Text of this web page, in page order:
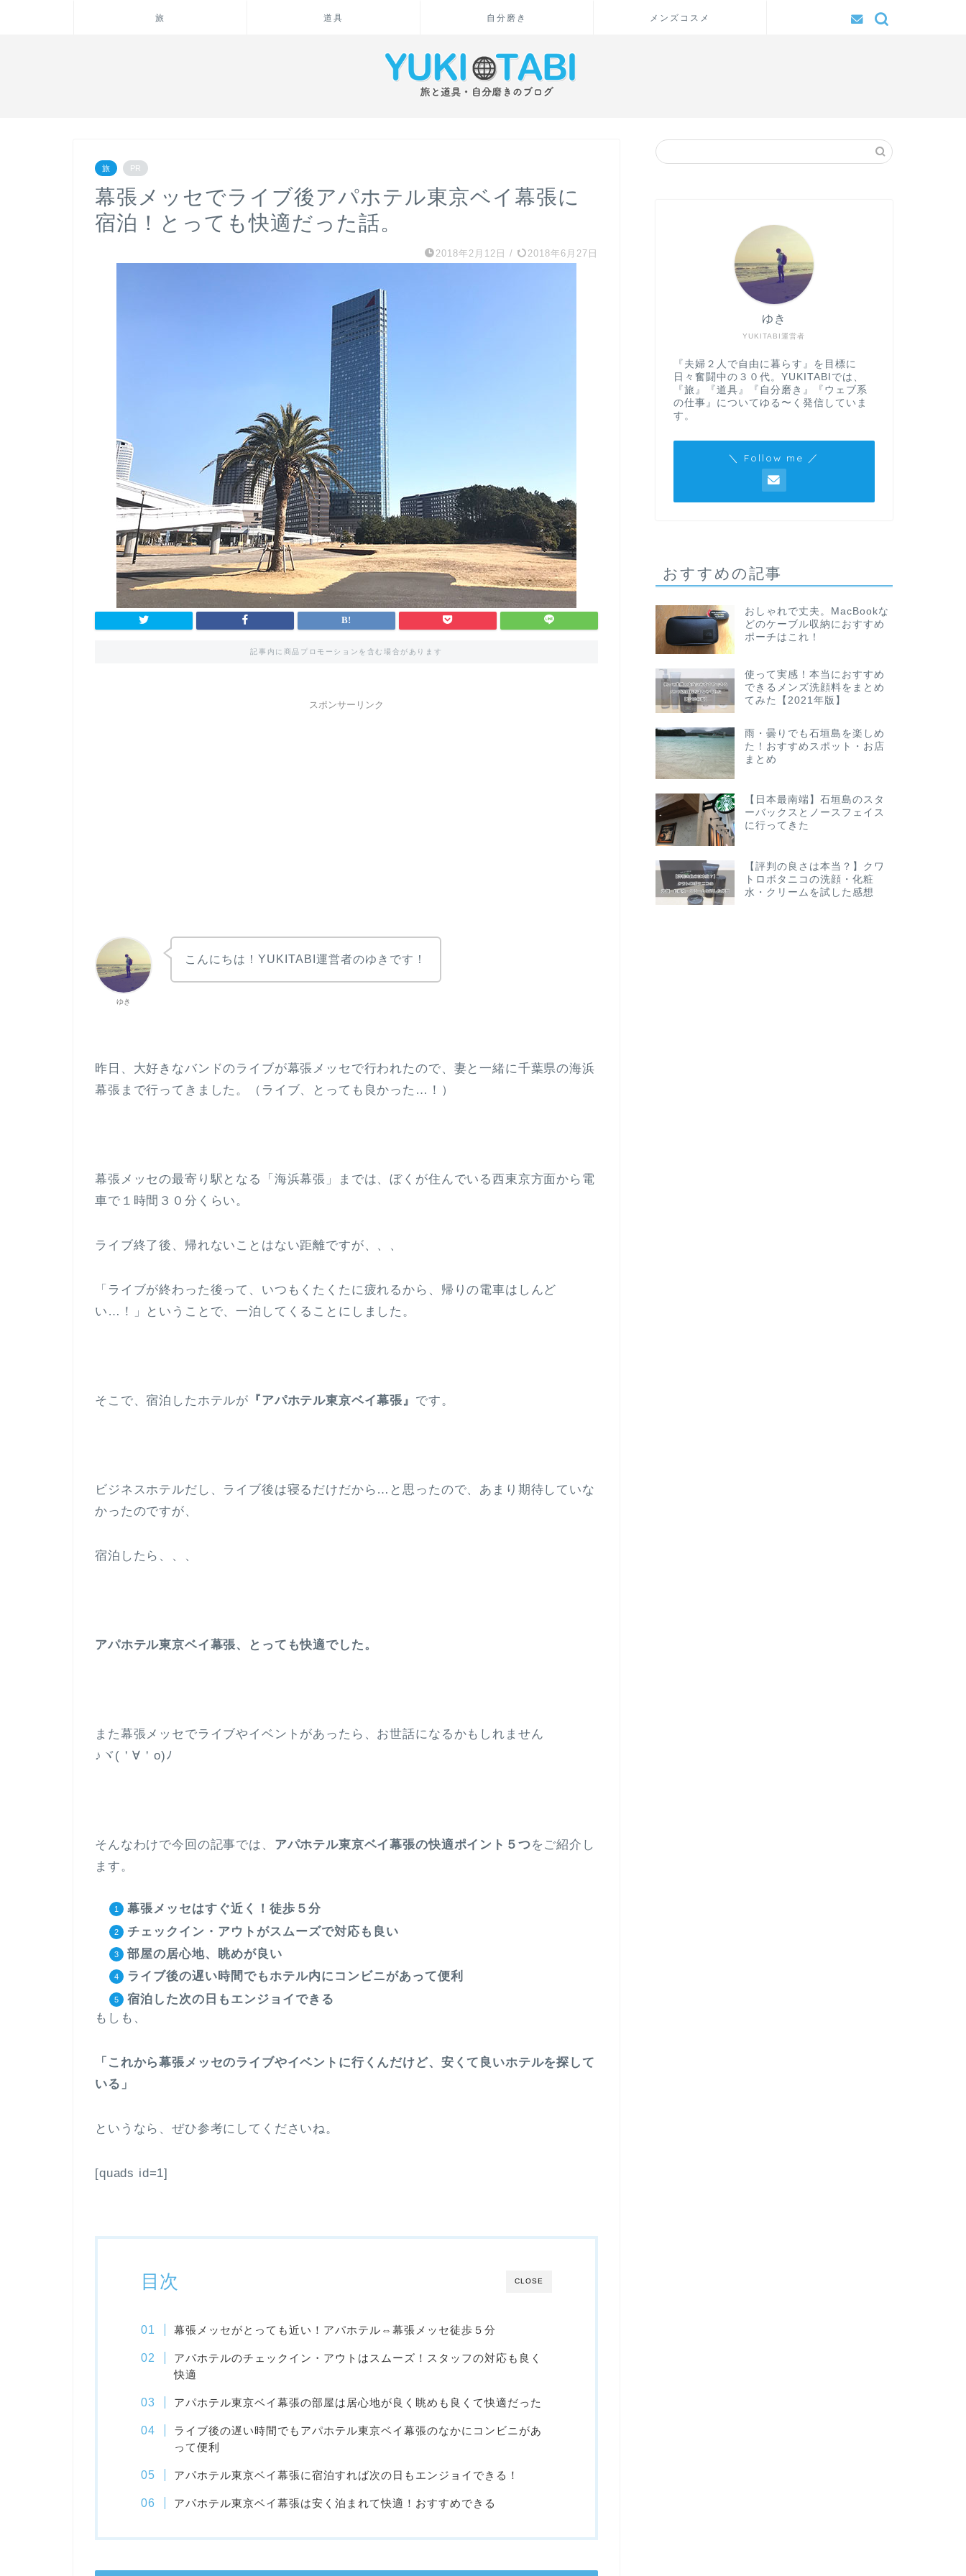
旅 道具 自分磨き メンズコスメ
旅 PR
幕張メッセでライブ後アパホテル東京ベイ幕張に
宿泊！とっても快適だった話。
2018年2月12日 / 2018年6月27日
記事内に商品プロモーションを含む場合があります
スポンサーリンク
ゆき
こんにちは！YUKITABI運営者のゆきです！
昨日、大好きなバンドのライブが幕張メッセで行われたので、妻と一緒に千葉県の海浜
幕張まで行ってきました。（ライブ、とっても良かった…！）
幕張メッセの最寄り駅となる「海浜幕張」までは、ぼくが住んでいる西東京方面から電
車で１時間３０分くらい。
ライブ終了後、帰れないことはない距離ですが、、、
「ライブが終わった後って、いつもくたくたに疲れるから、帰りの電車はしんど
い…！」ということで、一泊してくることにしました。
そこで、宿泊したホテルが 『アパホテル東京ベイ幕張』 です。
ビジネスホテルだし、ライブ後は寝るだけだから…と思ったので、あまり期待していな
かったのですが、
宿泊したら、、、
アパホテル東京ベイ幕張、とっても快適でした。
また幕張メッセでライブやイベントがあったら、お世話になるかもしれません
♪ヾ(＇∀＇o)ﾉ
そんなわけで今回の記事では、 アパホテル東京ベイ幕張の快適ポイント５つをご紹介し
ます。
幕張メッセはすぐ近く！徒歩５分
チェックイン・アウトがスムーズで対応も良い
部屋の居心地、眺めが良い
ライブ後の遅い時間でもホテル内にコンビニがあって便利
宿泊した次の日もエンジョイできる
もしも、
「これから幕張メッセのライブやイベントに行くんだけど、安くて良いホテルを探して
いる」
というなら、ぜひ参考にしてくださいね。
[quads id=1]
CLOSE
目次
幕張メッセがとっても近い！アパホテル⇔幕張メッセ徒歩５分
アパホテルのチェックイン・アウトはスムーズ！スタッフの対応も良く
快適
アパホテル東京ベイ幕張の部屋は居心地が良く眺めも良くて快適だった
ライブ後の遅い時間でもアパホテル東京ベイ幕張のなかにコンビニがあ
って便利
アパホテル東京ベイ幕張に宿泊すれば次の日もエンジョイできる！
アパホテル東京ベイ幕張は安く泊まれて快適！おすすめできる
YUKITABI運営者
ゆき
『夫婦２人で自由に暮らす』を目標に
日々奮闘中の３０代。YUKITABIでは、
『旅』『道具』『自分磨き』『ウェブ系
の仕事』についてゆる〜く発信していま
す。
＼ Follow me ／
おすすめの記事
おしゃれで丈夫。MacBookな
どのケーブル収納におすすめ
ポーチはこれ！
使って実感！本当におすすめ
できるメンズ洗顔料をまとめ
てみた【2021年版】
雨・曇りでも石垣島を楽しめ
た！おすすめスポット・お店
まとめ
【日本最南端】石垣島のスタ
ーバックスとノースフェイス
に行ってきた
【評判の良さは本当？】クワ
トロボタニコの洗顔・化粧
水・クリームを試した感想